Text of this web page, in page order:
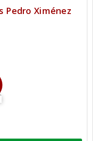
Ximénez